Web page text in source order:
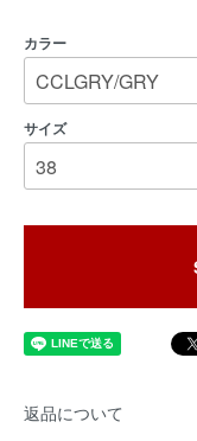
カラー
サイズ
返品について